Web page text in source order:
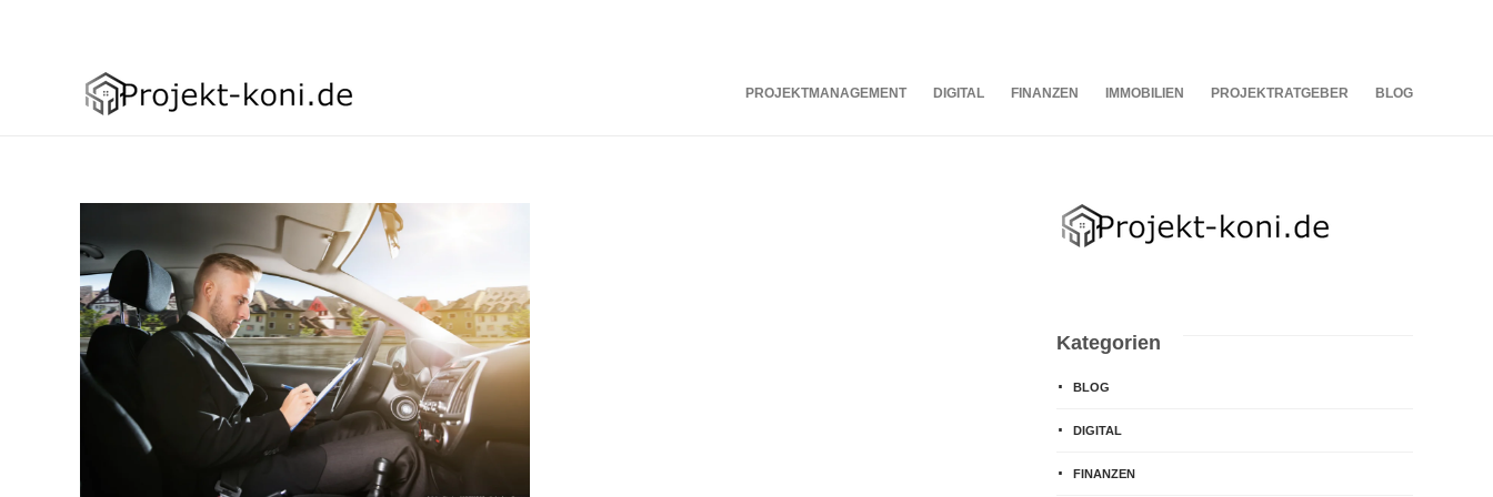
PROJEKTMANAGEMENT DIGITAL FINANZEN IMMOBILIEN PROJEKTRATGEBER BLOG
Kategorien
BLOG
DIGITAL
FINANZEN